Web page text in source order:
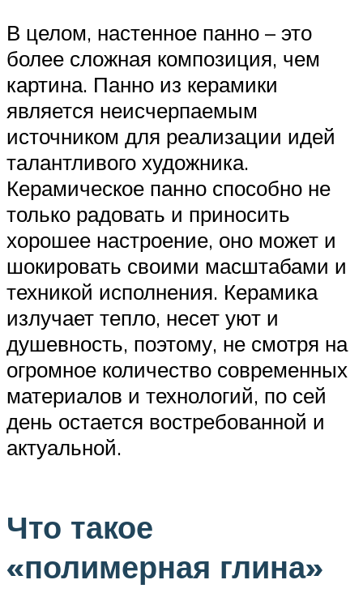
В целом, настенное панно – это
более сложная композиция, чем
картина. Панно из керамики
является неисчерпаемым
источником для реализации идей
талантливого художника.
Керамическое панно способно не
только радовать и приносить
хорошее настроение, оно может и
шокировать своими масштабами и
техникой исполнения. Керамика
излучает тепло, несет уют и
душевность, поэтому, не смотря на
огромное количество современных
материалов и технологий, по сей
день остается востребованной и
актуальной.
Что такое
«полимерная глина»